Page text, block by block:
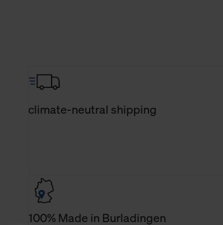
climate-neutral shipping
100% Made in Burladingen